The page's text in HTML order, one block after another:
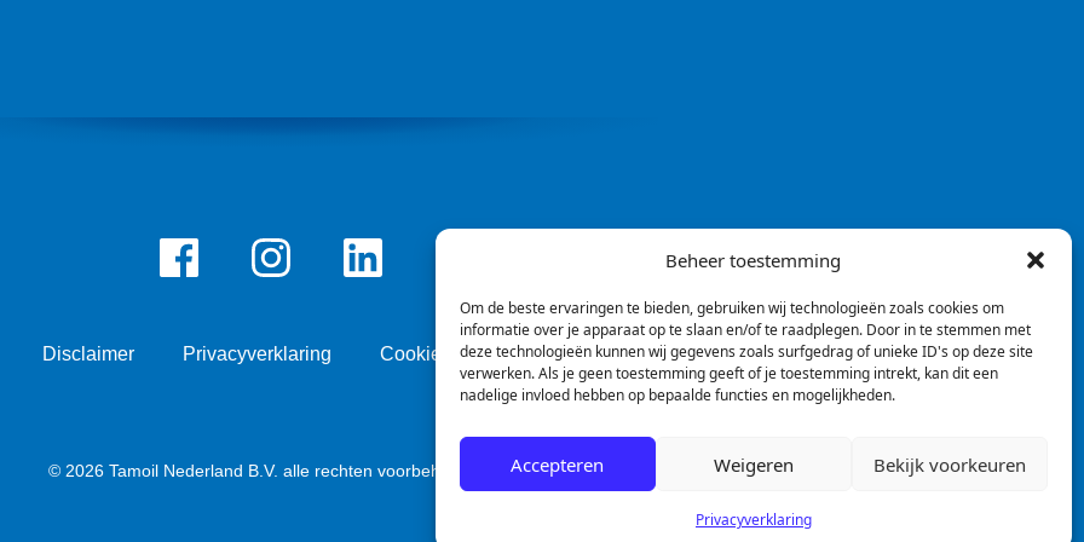
Beheer toestemming
Om de beste ervaringen te bieden, gebruiken wij technologieën zoals cookies om
informatie over je apparaat op te slaan en/of te raadplegen. Door in te stemmen met
deze technologieën kunnen wij gegevens zoals surfgedrag of unieke ID's op deze site
verwerken. Als je geen toestemming geeft of je toestemming intrekt, kan dit een
nadelige invloed hebben op bepaalde functies en mogelijkheden.
Accepteren Weigeren Bekijk voorkeuren
Privacyverklaring
Facebook Instagram LinkedIn
Disclaimer Privacyverklaring Cookie beleid
© 2026 Tamoil Nederland B.V. alle rechten voorbehouden.